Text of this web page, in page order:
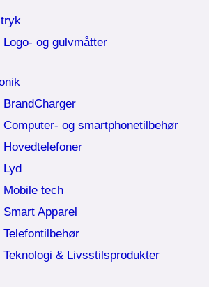
Logo- og gulvmåtter
BrandCharger
Computer- og smartphonetilbehør
Hovedtelefoner
Lyd
Mobile tech
Smart Apparel
Telefontilbehør
Teknologi & Livsstilsprodukter